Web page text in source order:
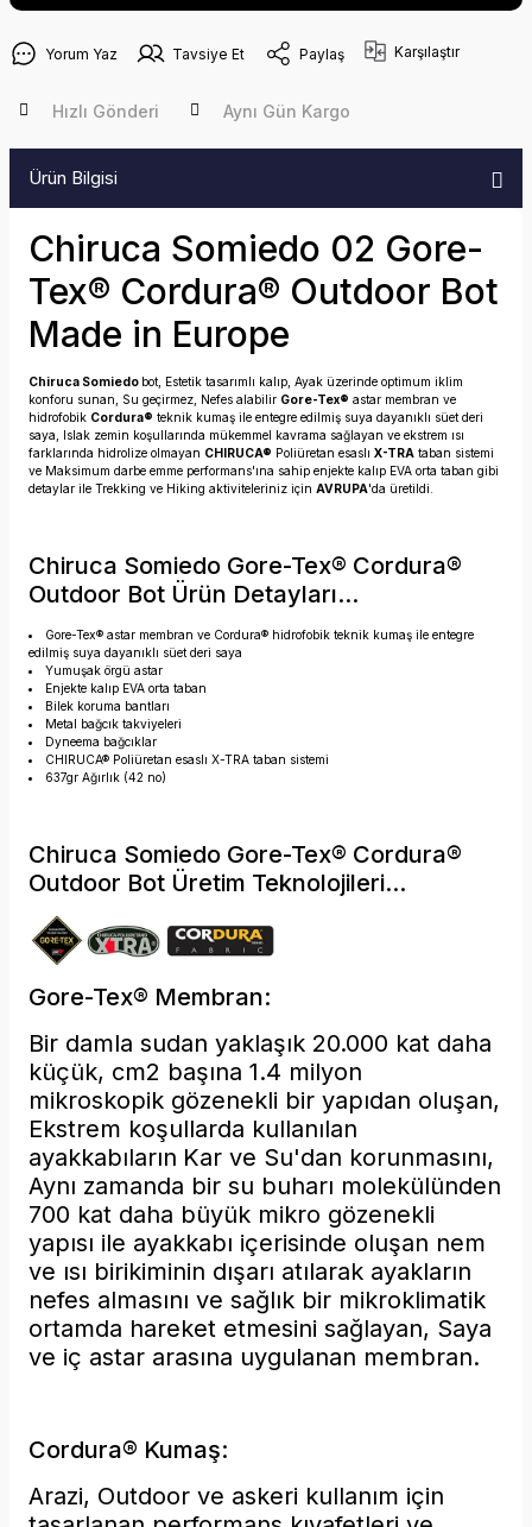
Yorum Yaz Tavsiye Et Paylaş Karşılaştır
Hızlı Gönderi Aynı Gün Kargo
Ürün Bilgisi
Chiruca Somiedo 02 Gore-
Tex® Cordura® Outdoor Bot
Made in Europe
Chiruca Somiedo bot, Estetik tasarımlı kalıp, Ayak üzerinde optimum iklim
konforu sunan, Su geçirmez, Nefes alabilir Gore-Tex® astar membran ve
hidrofobik Cordura® teknik kumaş ile entegre edilmiş suya dayanıklı süet deri
saya, Islak zemin koşullarında mükemmel kavrama sağlayan ve ekstrem ısı
farklarında hidrolize olmayan CHIRUCA® Poliüretan esaslı X-TRA taban sistemi
ve Maksimum darbe emme performans'ına sahip enjekte kalıp EVA orta taban gibi
detaylar ile Trekking ve Hiking aktiviteleriniz için AVRUPA'da üretildi.
Chiruca Somiedo Gore-Tex® Cordura®
Outdoor Bot Ürün Detayları...
Gore-Tex® astar membran ve Cordura® hidrofobik teknik kumaş ile entegre
edilmiş suya dayanıklı süet deri saya
Yumuşak örgü astar
Enjekte kalıp EVA orta taban
Bilek koruma bantları
Metal bağcık takviyeleri
Dyneema bağcıklar
CHIRUCA® Poliüretan esaslı X-TRA taban sistemi
637gr Ağırlık (42 no)
Chiruca Somiedo Gore-Tex® Cordura®
Outdoor Bot Üretim Teknolojileri...
Gore-Tex® Membran:
Bir damla sudan yaklaşık 20.000 kat daha
küçük, cm2 başına 1.4 milyon
mikroskopik gözenekli bir yapıdan oluşan,
Ekstrem koşullarda kullanılan
ayakkabıların Kar ve Su'dan korunmasını,
Aynı zamanda bir su buharı molekülünden
700 kat daha büyük mikro gözenekli
yapısı ile ayakkabı içerisinde oluşan nem
ve ısı birikiminin dışarı atılarak ayakların
nefes almasını ve sağlık bir mikroklimatik
ortamda hareket etmesini sağlayan, Saya
ve iç astar arasına uygulanan membran.
Cordura® Kumaş:
Arazi, Outdoor ve askeri kullanım için